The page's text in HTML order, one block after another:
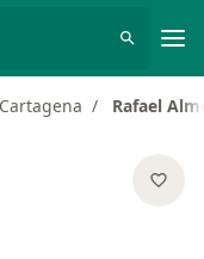
Cartagena Rafael